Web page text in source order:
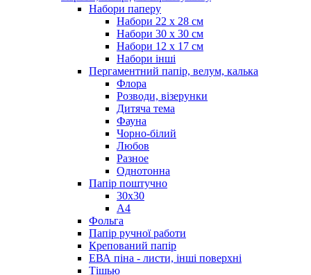
Набори паперу
Набори 22 х 28 см
Набори 30 х 30 см
Набори 12 х 17 см
Набори інші
Пергаментний папір, велум, калька
Флора
Розводи, візерунки
Дитяча тема
Фауна
Чорно-білий
Любов
Разное
Однотонна
Папір поштучно
30х30
А4
Фольга
Папір ручної работи
Крепований папір
ЕВА піна - листи, інші поверхні
Тішью